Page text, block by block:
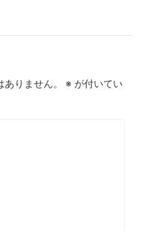
りません。 ※ が付いてい